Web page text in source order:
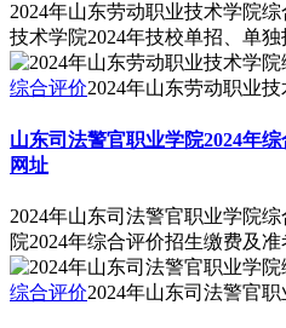
2024年山东劳动职业技术学院
技术学院2024年技校单招、单
综合评价2024年山东劳动职业
山东司法警官职业学院2024年
网址
2024年山东司法警官职业学院
院2024年综合评价招生缴费及
综合评价2024年山东司法警官